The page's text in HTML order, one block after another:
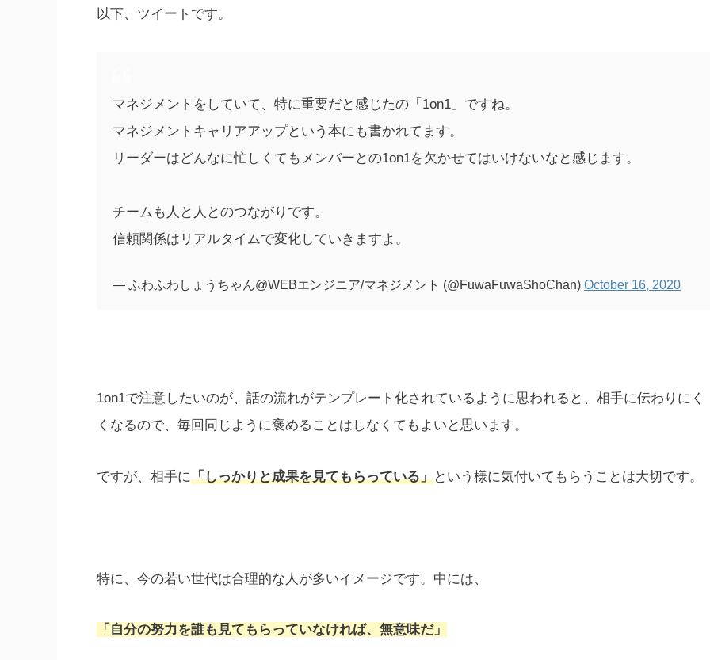
以下、ツイートです。
マネジメントをしていて、特に重要だと感じたの「1on1」ですね。
マネジメントキャリアアップという本にも書かれてます。
リーダーはどんなに忙しくてもメンバーとの1on1を欠かせてはいけないなと感じます。
チームも人と人とのつながりです。
信頼関係はリアルタイムで変化していきますよ。
— ふわふわしょうちゃん@WEBエンジニア/マネジメント (@FuwaFuwaShoChan) October 16, 2020
1on1で注意したいのが、話の流れがテンプレート化されているように思われると、相手に伝わりにく
くなるので、毎回同じように褒めることはしなくてもよいと思います。
ですが、相手に「しっかりと成果を見てもらっている」という様に気付いてもらうことは大切です。
特に、今の若い世代は合理的な人が多いイメージです。中には、
「自分の努力を誰も見てもらっていなければ、無意味だ」